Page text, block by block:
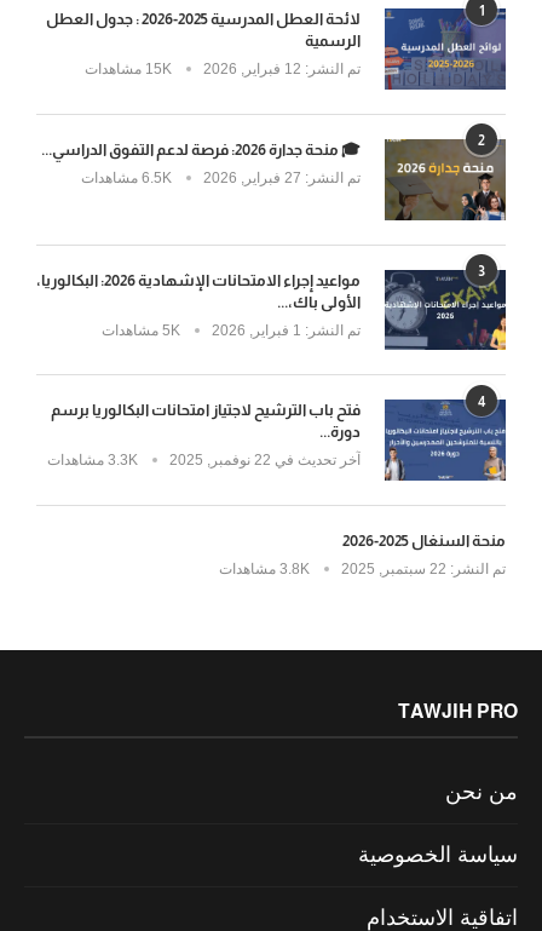
1
لائحة العطل المدرسية 2025-2026 : جدول العطل
الرسمية
تم النشر: 15K مشاهدات
2 🎓 منحة جدارة 2026: فرصة لدعم التفوق الدراسي...
تم النشر: 6.5K مشاهدات
3
مواعيد إجراء الامتحانات الإشهادية 2026: البكالوريا،
الأولى باك،...
تم النشر: 5K مشاهدات
4
فتح باب الترشيح لاجتياز امتحانات البكالوريا برسم
دورة...
آخر تحديث في 3.3K مشاهدات
منحة السنغال 2025-2026
تم النشر: 3.8K مشاهدات
TAWJIH PRO
من نحن
سياسة الخصوصية
اتفاقية الاستخدام